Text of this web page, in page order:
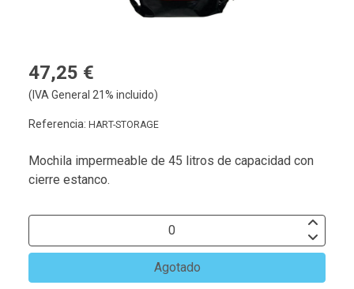
47,25 €
(IVA General 21% incluido)
Referencia: HART-STORAGE
Mochila impermeable de 45 litros de capacidad con
cierre estanco.
Agotado